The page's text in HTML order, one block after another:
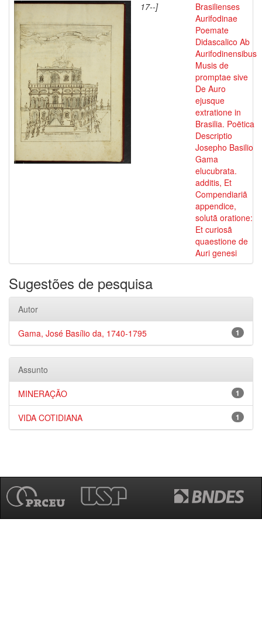
17--]
Brasilienses
Aurifodinae
Poemate
Didascalico Ab
Aurifodinensibus
Musis de
promptae sive
De Auro
ejusque
extratione in
Brasilia. Poëtica
Descriptio
Josepho Basilio
Gama
elucubrata.
additis, Et
Compendiariã
appendice,
solutã oratione:
Et curiosã
quaestione de
Auri genesi
Sugestões de pesquisa
Autor
1
Gama, José Basílio da, 1740-1795
Assunto
1
MINERAÇÃO
1
VIDA COTIDIANA